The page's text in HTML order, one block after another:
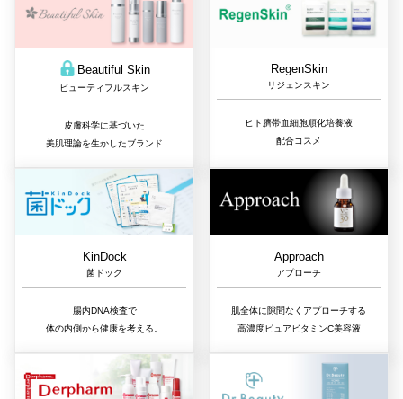
Beautiful Skin
ビューティフルスキン
皮膚科学に基づいた
美肌理論を生かしたブランド
RegenSkin
リジェンスキン
ヒト臍帯血細胞順化培養液
配合コスメ
KinDock
菌ドック
腸内DNA検査で
体の内側から健康を考える。
Approach
アプローチ
肌全体に隙間なくアプローチする
高濃度ピュアビタミンC美容液